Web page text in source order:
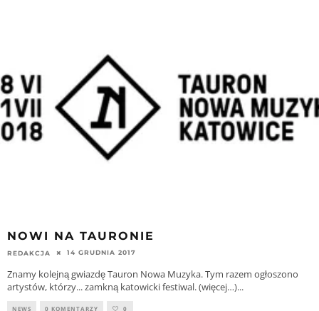
NOWI NA TAURONIE
REDAKCJA 14 GRUDNIA 2017
Znamy kolejną gwiazdę Tauron Nowa Muzyka. Tym razem ogłoszono
artystów, którzy... zamkną katowicki festiwal. (więcej…)...
NEWS 0 KOMENTARZY 0